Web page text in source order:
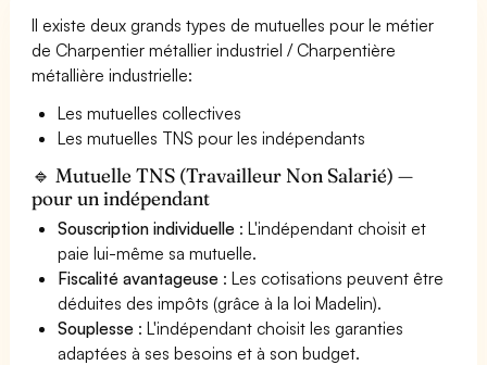
Il existe deux grands types de mutuelles pour le métier
de Charpentier métallier industriel / Charpentière
métallière industrielle:
Les mutuelles collectives
Les mutuelles TNS pour les indépendants
🔹 Mutuelle TNS (Travailleur Non Salarié) —
pour un indépendant
Souscription individuelle : L'indépendant choisit et
paie lui-même sa mutuelle.
Fiscalité avantageuse : Les cotisations peuvent être
déduites des impôts (grâce à la loi Madelin).
Souplesse : L'indépendant choisit les garanties
adaptées à ses besoins et à son budget.